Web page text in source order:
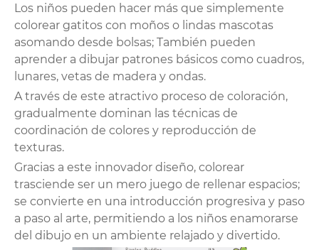
Los niños pueden hacer más que simplemente
colorear gatitos con moños o lindas mascotas
asomando desde bolsas; También pueden
aprender a dibujar patrones básicos como cuadros,
lunares, vetas de madera y ondas.
A través de este atractivo proceso de coloración,
gradualmente dominan las técnicas de
coordinación de colores y reproducción de
texturas.
Gracias a este innovador diseño, colorear
trasciende ser un mero juego de rellenar espacios;
se convierte en una introducción progresiva y paso
a paso al arte, permitiendo a los niños enamorarse
del dibujo en un ambiente relajado y divertido.